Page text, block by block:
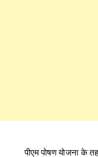
पीएम पोषण योजना के